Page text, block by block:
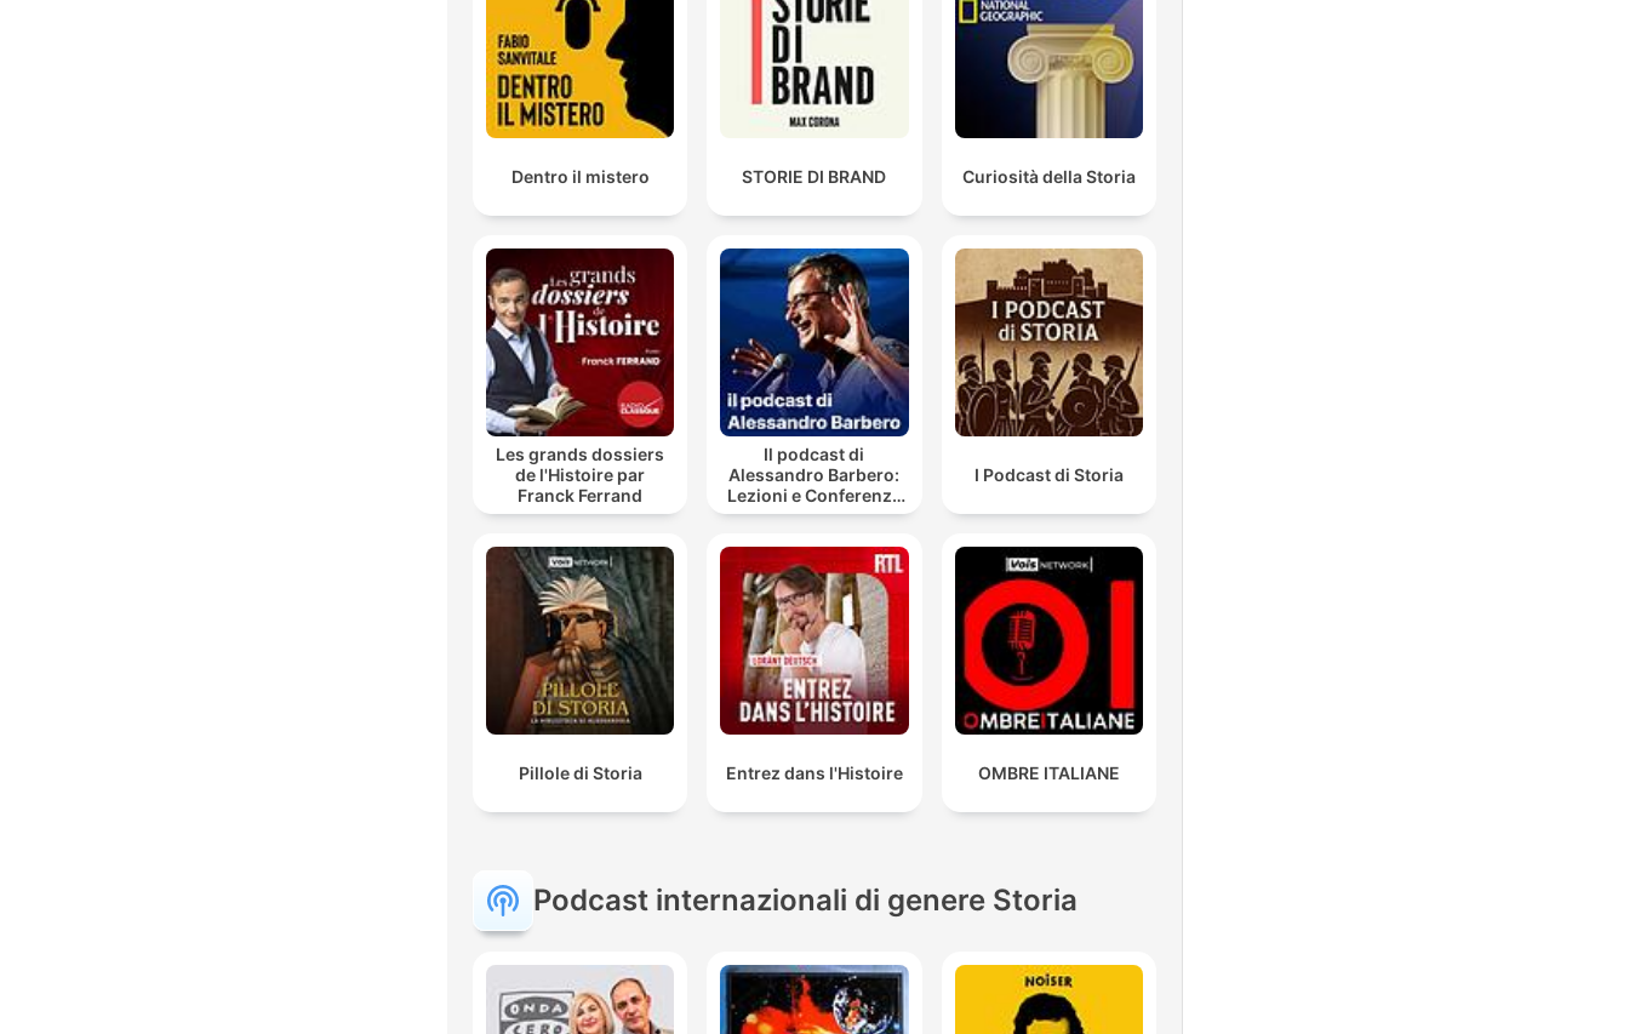
Dentro il mistero STORIE DI BRAND Curiosità della Storia
Les grands dossiers
de l'Histoire par
Franck Ferrand
Il podcast di
Alessandro Barbero:
Lezioni e Conferenze
di Storia
I Podcast di Storia
Pillole di Storia Entrez dans l'Histoire OMBRE ITALIANE
Podcast internazionali di genere Storia